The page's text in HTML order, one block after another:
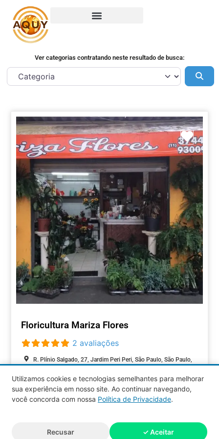
Ver categorias contratando neste resultado de busca:
Floricultura Mariza Flores
2 avaliações
R. Plínio Salgado, 27, Jardim Peri Peri, São Paulo, São Paulo,
COMÉRCIOS Fechado agora:
reservados.
Utilizamos cookies e tecnologias semelhantes para melhorar
sua experiência em nosso site. Ao continuar navegando,
você concorda com nossa Política de Privacidade.
Recusar ✓ Aceitar